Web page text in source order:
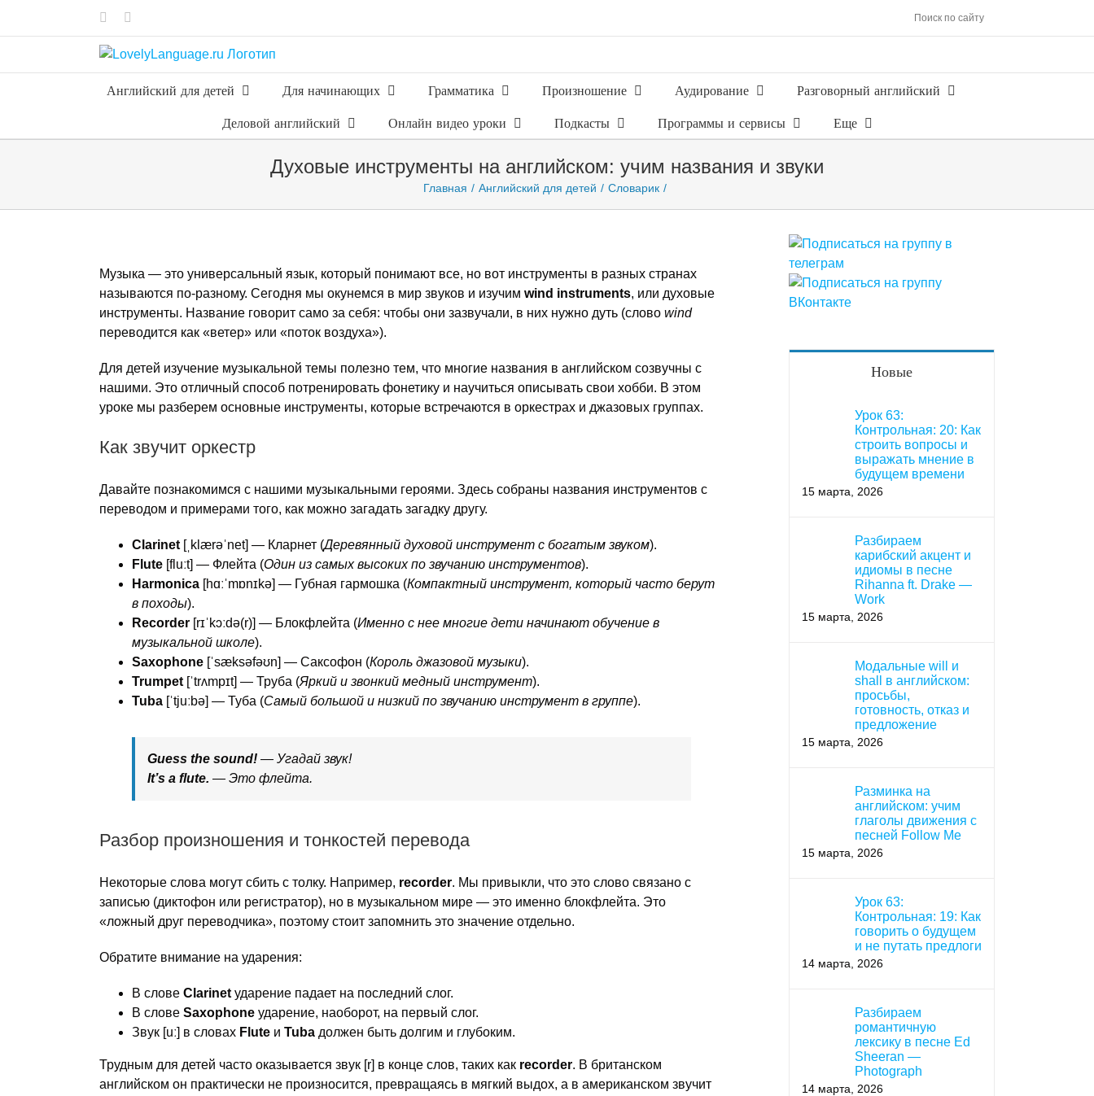
Поиск по сайту
Английский для детей Для начинающих Грамматика Произношение Аудирование Разговорный английский
Деловой английский Онлайн видео уроки Подкасты Программы и сервисы Еще
Духовые инструменты на английском: учим названия и звуки
Главная Английский для детей Словарик
Музыка — это универсальный язык, который понимают все, но вот инструменты в разных странах
называются по-разному. Сегодня мы окунемся в мир звуков и изучим wind instruments, или духовые
инструменты. Название говорит само за себя: чтобы они зазвучали, в них нужно дуть (слово wind
переводится как «ветер» или «поток воздуха»).
Для детей изучение музыкальной темы полезно тем, что многие названия в английском созвучны с
нашими. Это отличный способ потренировать фонетику и научиться описывать свои хобби. В этом
уроке мы разберем основные инструменты, которые встречаются в оркестрах и джазовых группах.
Как звучит оркестр
Давайте познакомимся с нашими музыкальными героями. Здесь собраны названия инструментов с
переводом и примерами того, как можно загадать загадку другу.
Clarinet [ˌklærəˈnet] — Кларнет (Деревянный духовой инструмент с богатым звуком).
Flute [fluːt] — Флейта (Один из самых высоких по звучанию инструментов).
Harmonica [hɑːˈmɒnɪkə] — Губная гармошка (Компактный инструмент, который часто берут
в походы).
Recorder [rɪˈkɔːdə(r)] — Блокфлейта (Именно с нее многие дети начинают обучение в
музыкальной школе).
Saxophone [ˈsæksəfəʊn] — Саксофон (Король джазовой музыки).
Trumpet [ˈtrʌmpɪt] — Труба (Яркий и звонкий медный инструмент).
Tuba [ˈtjuːbə] — Туба (Самый большой и низкий по звучанию инструмент в группе).
Guess the sound! — Угадай звук!
It’s a flute. — Это флейта.
Разбор произношения и тонкостей перевода
Некоторые слова могут сбить с толку. Например, recorder. Мы привыкли, что это слово связано с
записью (диктофон или регистратор), но в музыкальном мире — это именно блокфлейта. Это
«ложный друг переводчика», поэтому стоит запомнить это значение отдельно.
Обратите внимание на ударения:
В слове Clarinet ударение падает на последний слог.
В слове Saxophone ударение, наоборот, на первый слог.
Звук [uː] в словах Flute и Tuba должен быть долгим и глубоким.
Трудным для детей часто оказывается звук [r] в конце слов, таких как recorder. В британском
английском он практически не произносится, превращаясь в мягкий выдох, а в американском звучит
Новые
Урок 63:
Контрольная: 20: Как
строить вопросы и
выражать мнение в
будущем времени
15 марта, 2026
Разбираем
карибский акцент и
идиомы в песне
Rihanna ft. Drake —
Work
15 марта, 2026
Модальные will и
shall в английском:
просьбы,
готовность, отказ и
предложение
15 марта, 2026
Разминка на
английском: учим
глаголы движения с
песней Follow Me
15 марта, 2026
Урок 63:
Контрольная: 19: Как
говорить о будущем
и не путать предлоги
14 марта, 2026
Разбираем
романтичную
лексику в песне Ed
Sheeran —
Photograph
14 марта, 2026